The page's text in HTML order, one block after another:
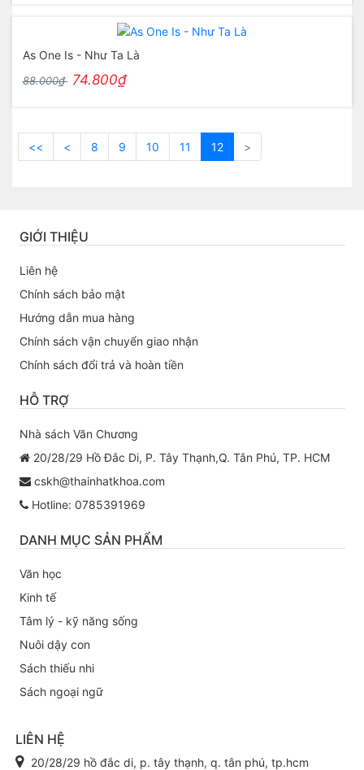
As One Is - Như Ta Là
88.000₫ 74.800₫
<< < 8 9 10 11 12 >
GIỚI THIỆU
Liên hệ
Chính sách bảo mật
Hướng dẫn mua hàng
Chính sách vận chuyển giao nhận
Chính sách đổi trả và hoàn tiền
HỖ TRỢ
Nhà sách Văn Chương
20/28/29 Hồ Đắc Di, P. Tây Thạnh,Q. Tân Phú, TP. HCM
cskh@thainhatkhoa.com
Hotline: 0785391969
DANH MỤC SẢN PHẨM
Văn học
Kinh tế
Tâm lý - kỹ năng sống
Nuôi dậy con
Sách thiếu nhi
Sách ngoại ngữ
LIÊN HỆ
20/28/29 hồ đắc di, p. tây thạnh, q. tân phú, tp.hcm